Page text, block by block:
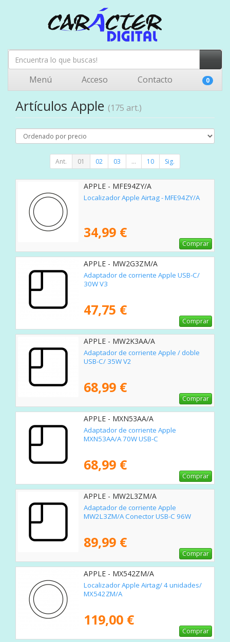
Menú Acceso Contacto 0
Artículos Apple (175 art.)
Ant. 01 02 03 ... 10 Sig.
APPLE - MFE94ZY/A
Localizador Apple Airtag - MFE94ZY/A
34,99 €
Comprar
APPLE - MW2G3ZM/A
Adaptador de corriente Apple USB-C/
30W V3
47,75 €
Comprar
APPLE - MW2K3AA/A
Adaptador de corriente Apple / doble
USB-C/ 35W V2
68,99 €
Comprar
APPLE - MXN53AA/A
Adaptador de corriente Apple
MXN53AA/A 70W USB-C
68,99 €
Comprar
APPLE - MW2L3ZM/A
Adaptador de corriente Apple
MW2L3ZM/A Conector USB-C 96W
89,99 €
Comprar
APPLE - MX542ZM/A
Localizador Apple Airtag/ 4 unidades/
MX542ZM/A
119,00 €
Comprar